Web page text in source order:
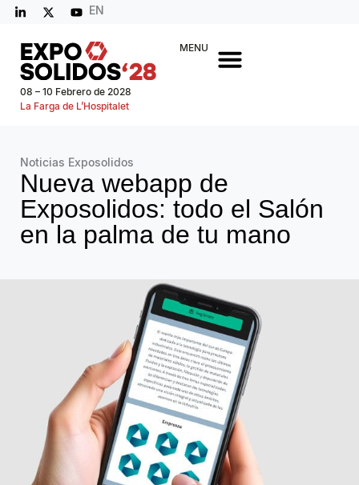
EN
08 – 10 Febrero de 2028
La Farga de L’Hospitalet
MENU
Noticias Exposolidos
Nueva webapp de
Exposolidos: todo el Salón
en la palma de tu mano